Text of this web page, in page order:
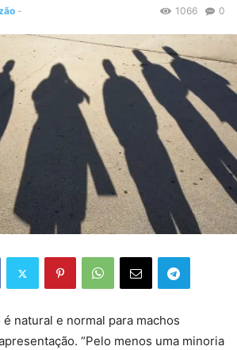
- 0
1066
natural e normal para machos
“Pelo menos uma minoria